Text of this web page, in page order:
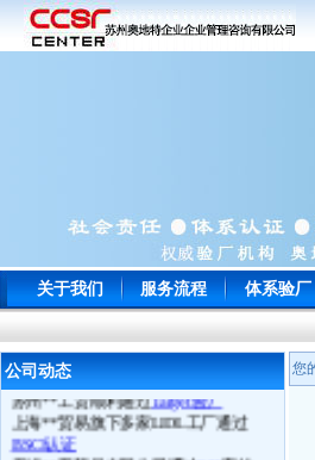
关于我们 服务流程 体系验厂
公司动态
常州**玩具通过 ICTI认证
南通**服饰顺利通过WRAP认证
宁波**电子以零问题的成绩一次性通
过EICC认证审核并向我司来电致谢
苏州**工贸顺利通过Target验厂
上海**贸易旗下多家LIDL工厂通过
BSCI认证
无锡**工艺品有限公司通过
您